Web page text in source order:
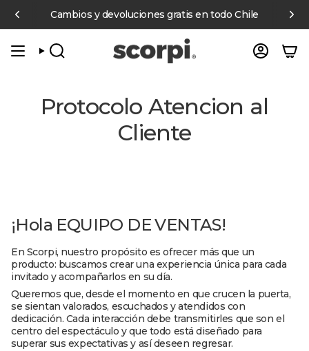
contenido
online sobre $70.000 pagando con Mercado Pago 6
Cambios y devoluciones gratis en todo Chile
BÚSQUEDA
Protocolo Atencion al
Cliente
¡Hola EQUIPO DE VENTAS!
En Scorpi, nuestro propósito es ofrecer más que un
producto: buscamos crear una experiencia única para cada
invitado y acompañarlos en su día.
Queremos que, desde el momento en que crucen la puerta,
se sientan valorados, escuchados y atendidos con
dedicación. Cada interacción debe transmitirles que son el
centro del espectáculo y que todo está diseñado para
superar sus expectativas y así deseen regresar.